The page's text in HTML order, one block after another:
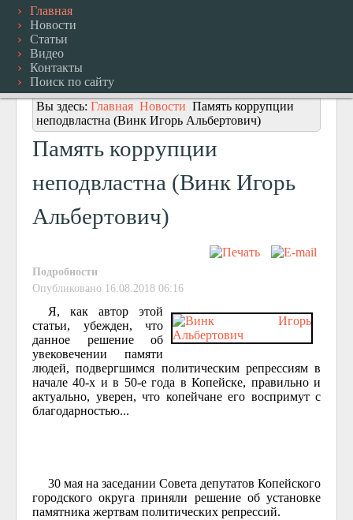
Главная
Новости
Статьи
Видео
Контакты
Поиск по сайту
Вы здесь: Главная Новости Память коррупции
неподвластна (Винк Игорь Альбертович)
Память коррупции
неподвластна (Винк Игорь
Альбертович)
Подробности
Опубликовано 16.08.2018 06:16
Я, как автор этой
статьи, убежден, что
данное решение об
увековечении памяти
людей, подвергшимся политическим репрессиям в
начале 40-х и в 50-е года в Копейске, правильно и
актуально, уверен, что копейчане его воспримут с
благодарностью...
30 мая на заседании Совета депутатов Копейского
городского округа приняли решение об установке
памятника жертвам политических репрессий.